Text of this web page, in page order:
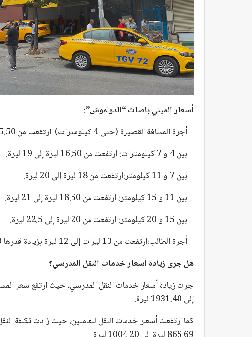
أسعار الميني باصات “الدولموش”:
– أجرة المسافة القصيرة (حتى 4 كيلومترات): ارتفعت من 15.50 ليرة إلى 18 ليرة بزيادة قدرها 16%.
– بين 4 و 7 كيلومترات: ارتفعت من 16.50 ليرة إلى 19 ليرة.
– بين 7 و 11 كيلومتر:ارتفعت من 18 ليرة إلى 20 ليرة.
– بين 11 و 15 كيلومتر: ارتفعت من 18.50 ليرة إلى 21 ليرة.
– بين 15 و 20 كيلومتر: ارتفعت من 20 ليرة إلى 22.5 ليرة.
– أجرة الطالب:ارتفعت من 10 ليرات إلى 12 ليرة بزيادة قدرها 20%.
هل جرى زيادة أسعار خدمات النقل المدرسي؟
إلى 1931.40 ليرة.